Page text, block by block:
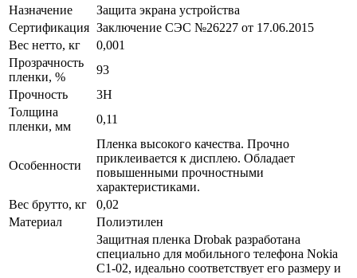
Назначение
Защита экрана устройства
Сертификация Заключение СЭС №26227 от 17.06.2015
Вес нетто, кг
0,001
Прозрачность
пленки, %
93
Прочность
3H
Толщина
пленки, мм
0,11
Особенности
Пленка высокого качества. Прочно
приклеивается к дисплею. Обладает
повышенными прочностными
характеристиками.
Вес брутто, кг
0,02
Материал
Полиэтилен
Защитная пленка Drobak разработана
специально для мобильного телефона Nokia
C1-02, идеально соответствует его размеру и